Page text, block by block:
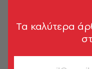
ΟΛΑ ΤΑ
ΣΑΚΗΣ
Tα καλύτερα